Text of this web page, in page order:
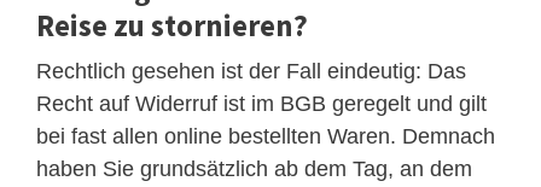
Reise zu stornieren?
Rechtlich gesehen ist der Fall eindeutig: Das
Recht auf Widerruf ist im BGB geregelt und gilt
bei fast allen online bestellten Waren. Demnach
haben Sie grundsätzlich ab dem Tag, an dem